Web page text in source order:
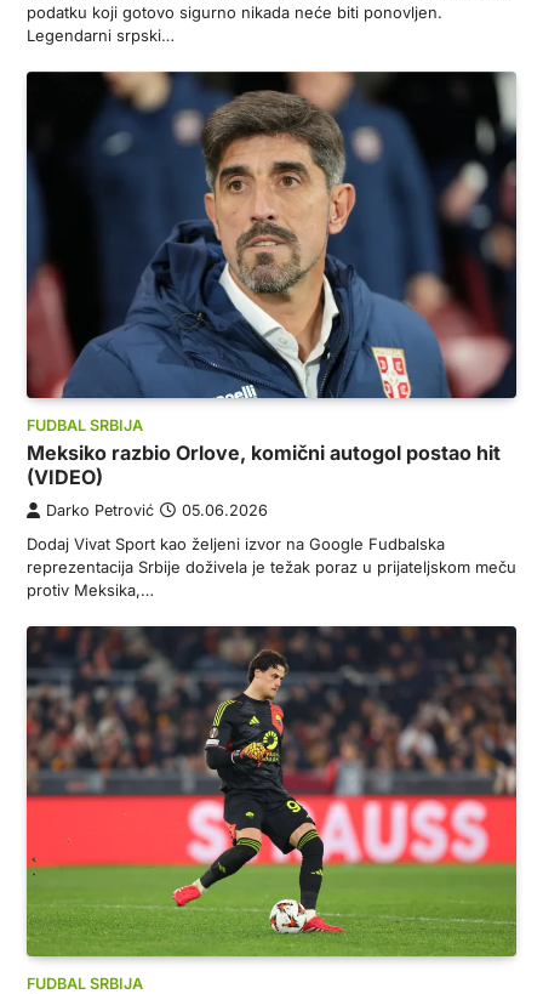
podatku koji gotovo sigurno nikada neće biti ponovljen.
Legendarni srpski…
FUDBAL SRBIJA
Meksiko razbio Orlove, komični autogol postao hit
(VIDEO)
Darko Petrović 05.06.2026
Dodaj Vivat Sport kao željeni izvor na Google Fudbalska
reprezentacija Srbije doživela je težak poraz u prijateljskom meču
protiv Meksika,…
FUDBAL SRBIJA